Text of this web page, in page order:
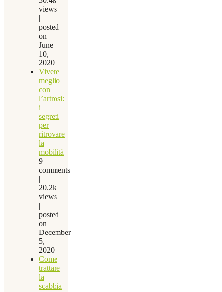
views
|
posted
on
June
10,
2020
Vivere
meglio
con
l’artrosi:
i
segreti
per
ritrovare
la
mobilità
9
comments
|
20.2k
views
|
posted
on
December
5,
2020
Come
trattare
la
scabbia